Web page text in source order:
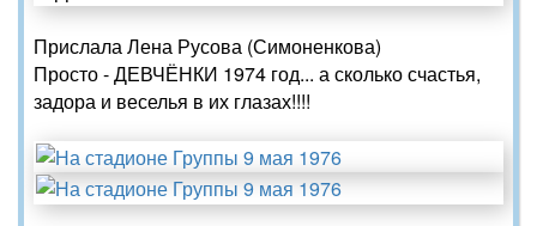
Прислала Лена Русова (Симоненкова)
Просто - ДЕВЧЁНКИ 1974 год... а сколько счастья,
задора и веселья в их глазах!!!!